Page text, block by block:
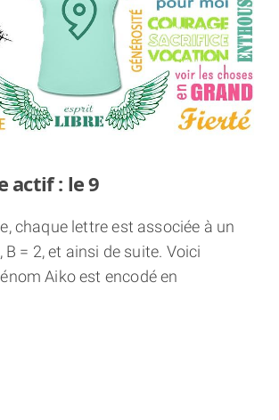
actif : le 9
chaque lettre est associée à un
B = 2, et ainsi de suite. Voici
Aiko est encodé en
LA NUMÉROLOGIE
LA NUMÉROLOGIE
70.000 PRÉNOMS
(À PROPOS)